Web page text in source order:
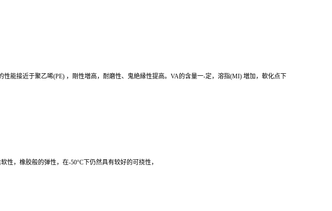
能接近于聚乙唏(PE) ，剛性増高，耐磨性、鬼絶縁性提高。VA的含量一-定，溶指(MI) 増加，軟化点下
，橡胶般的弹性，在-50°C下仍然具有较好的可挠性，